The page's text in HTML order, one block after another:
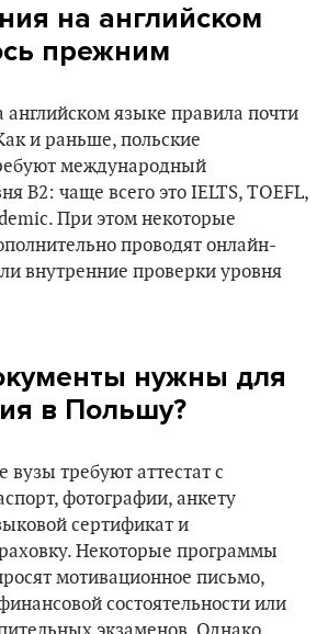
на английском
прежним
языке правила почти
и раньше, польские
международный
B2: чаще всего это IELTS, TOEFL,
При этом некоторые
проводят онлайн-
внутренние проверки уровня
нужны для
в Польшу?
требуют аттестат с
фотографии, анкету
сертификат и
Некоторые программы
мотивационное письмо,
состоятельности или